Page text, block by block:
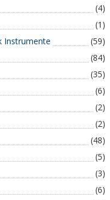
(4)
(1)
Instrumente
(59)
(84)
(35)
(6)
(2)
(2)
(48)
(5)
(3)
(6)